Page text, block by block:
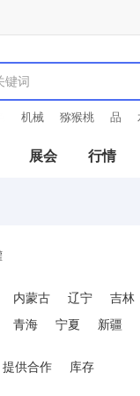
猕猴桃 品 水果
展会 行情
内蒙古 辽宁 吉林
青海 宁夏 新疆
提供合作 库存